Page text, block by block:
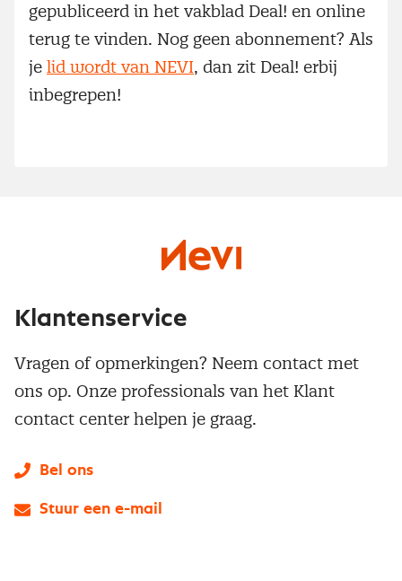
gepubliceerd in het vakblad Deal! en online
terug te vinden. Nog geen abonnement? Als
je lid wordt van NEVI, dan zit Deal! erbij
inbegrepen!
Klantenservice
Vragen of opmerkingen? Neem contact met
ons op. Onze professionals van het Klant
contact center helpen je graag.
Bel ons
Stuur een e-mail